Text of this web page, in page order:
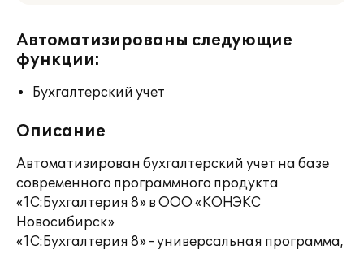
Автоматизированы следующие
функции:
Бухгалтерский учет
Описание
Автоматизирован бухгалтерский учет на базе
современного программного продукта
«1С:Бухгалтерия 8» в ООО «КОНЭКС
Новосибирск»
«1С:Бухгалтерия 8» - универсальная программа,